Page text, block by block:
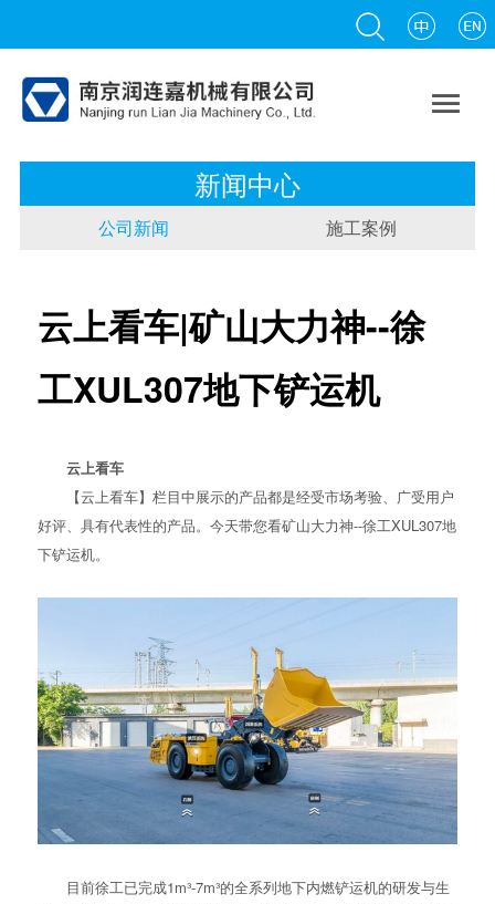

新闻中心
公司新闻 施工案例
云上看车|矿山大力神--徐
工XUL307地下铲运机
云上看车
【云上看车】栏目中展示的产品都是经受市场考验、广受用户
好评、具有代表性的产品。今天带您看矿山大力神--徐工XUL307地
下铲运机。
目前徐工已完成1m³-7m³的全系列地下内燃铲运机的研发与生